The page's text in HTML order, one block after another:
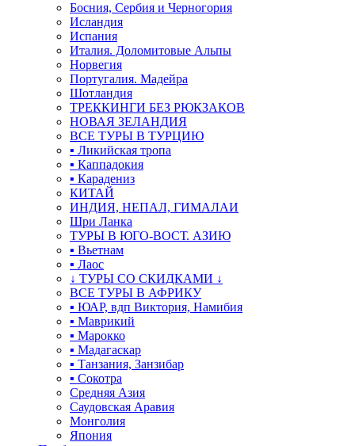
Босния, Сербия и Черногория
Исландия
Испания
Италия. Доломитовые Альпы
Норвегия
Португалия. Мадейра
Шотландия
ТРЕККИНГИ БЕЗ РЮКЗАКОВ
НОВАЯ ЗЕЛАНДИЯ
ВСЕ ТУРЫ В ТУРЦИЮ
▪ Ликийская тропа
▪ Каппадокия
▪ Карадениз
КИТАЙ
ИНДИЯ, НЕПАЛ, ГИМАЛАИ
Шри Ланка
ТУРЫ В ЮГО-ВОСТ. АЗИЮ
▪ Вьетнам
▪ Лаос
↓ ТУРЫ СО СКИДКАМИ ↓
ВСЕ ТУРЫ В АФРИКУ
▪ ЮАР, вдп Виктория, Намибия
▪ Маврикий
▪ Марокко
▪ Мадагаскар
▪ Танзания, Занзибар
▪ Сокотра
Средняя Азия
Саудовская Аравия
Монголия
Япония